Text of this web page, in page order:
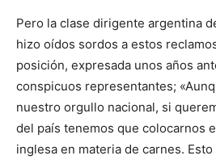
Pero la clase dirigente argentina
hizo oídos sordos a estos
posición, expresada unos años
conspicuos representantes;
nuestro orgullo nacional, si
del país tenemos que colocarnos
inglesa en materia de carnes.